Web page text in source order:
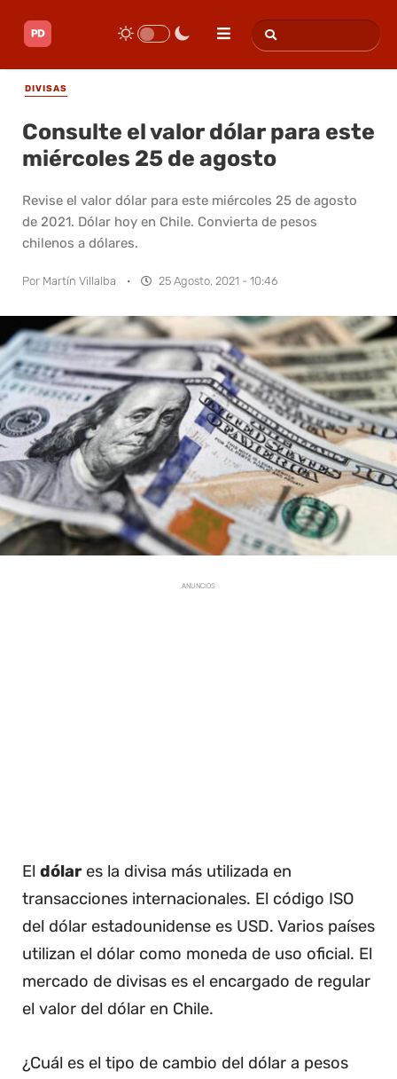
DIVISAS
Consulte el valor dólar para este
miércoles 25 de agosto
Revise el valor dólar para este miércoles 25 de agosto
de 2021. Dólar hoy en Chile. Convierta de pesos
chilenos a dólares.
Por Martín Villalba · 25 Agosto, 2021 - 10:46
ANUNCIOS
El dólares la divisa más utilizada en
transacciones internacionales. El código ISO
del dólar estadounidense es USD. Varios países
utilizan el dólar como moneda de uso oficial. El
mercado de divisas es el encargado de regular
el valor del dólar en Chile.
¿Cuál es el tipo de cambio del dólar a pesos